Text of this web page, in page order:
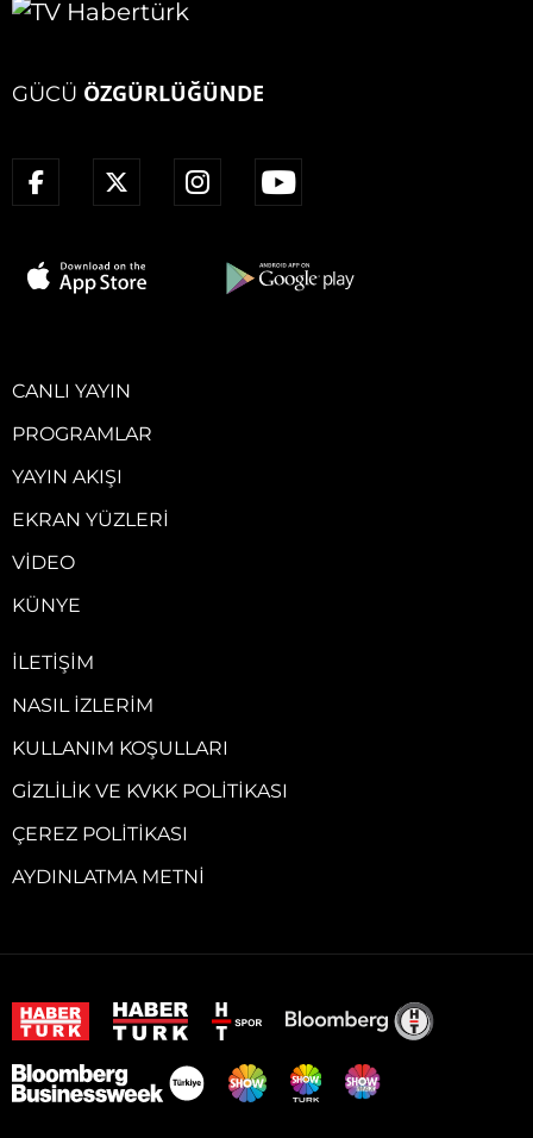
GÜCÜ ÖZGÜRLÜĞÜNDE
CANLI YAYIN
PROGRAMLAR
YAYIN AKIŞI
EKRAN YÜZLERI
VIDEO
KÜNYE
İLETIŞIM
NASIL İZLERIM
KULLANIM KOŞULLARI
GIZLILIK VE KVKK POLITIKASI
ÇEREZ POLITIKASI
AYDINLATMA METNI